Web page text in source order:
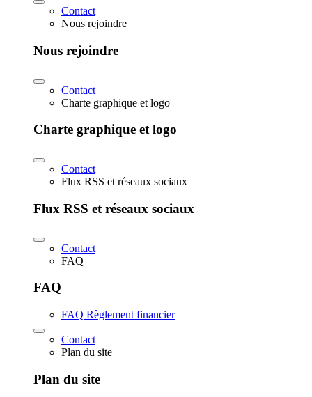
Contact
Nous rejoindre
Nous rejoindre
Contact
Charte graphique et logo
Charte graphique et logo
Contact
Flux RSS et réseaux sociaux
Flux RSS et réseaux sociaux
Contact
FAQ
FAQ
FAQ Règlement financier
Contact
Plan du site
Plan du site